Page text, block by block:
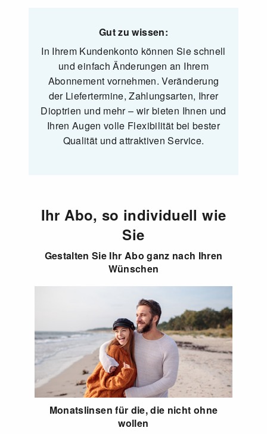
Gut zu wissen:
In Ihrem Kundenkonto können Sie schnell
und einfach Änderungen an Ihrem
Abonnement vornehmen. Veränderung
der Liefertermine, Zahlungsarten, Ihrer
Dioptrien und mehr – wir bieten Ihnen und
Ihren Augen volle Flexibilität bei bester
Qualität und attraktiven Service.
Ihr Abo, so individuell wie
Sie
Gestalten Sie Ihr Abo ganz nach Ihren
Wünschen
Monatslinsen für die, die nicht ohne
wollen